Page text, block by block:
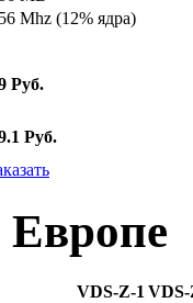
Mhz (12% ядра)
Руб.
Руб.
Европе
VDS-Z-1